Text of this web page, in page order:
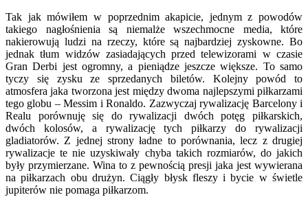
Tak jak mówiłem w poprzednim akapicie, jednym z powodów
takiego nagłośnienia są niemalże wszechmocne media, które
nakierowują ludzi na rzeczy, które są najbardziej zyskowne. Bo
jednak tłum widzów zasiadających przed telewizorami w czasie
Gran Derbi jest ogromny, a pieniądze jeszcze większe. To samo
tyczy się zysku ze sprzedanych biletów. Kolejny powód to
atmosfera jaka tworzona jest między dwoma najlepszymi piłkarzami
tego globu – Messim i Ronaldo. Zazwyczaj rywalizację Barcelony i
Realu porównuję się do rywalizacji dwóch potęg piłkarskich,
dwóch kolosów, a rywalizację tych piłkarzy do rywalizacji
gladiatorów. Z jednej strony ładne to porównania, lecz z drugiej
rywalizacje te nie uzyskiwały chyba takich rozmiarów, do jakich
były przymierzane. Wina to z pewnością presji jaka jest wywierana
na piłkarzach obu drużyn. Ciągły błysk fleszy i bycie w świetle
jupiterów nie pomaga piłkarzom.